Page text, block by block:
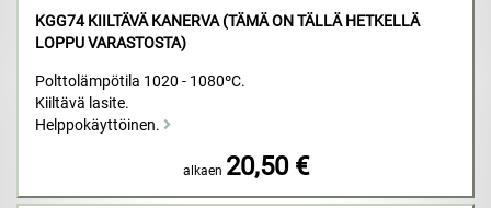
KGG74 KIILTÄVÄ KANERVA (TÄMÄ ON TÄLLÄ HETKELLÄ
LOPPU VARASTOSTA)
Polttolämpötila 1020 - 1080ºC.
Kiiltävä lasite.
Helppokäyttöinen.
alkaen 20,50 €